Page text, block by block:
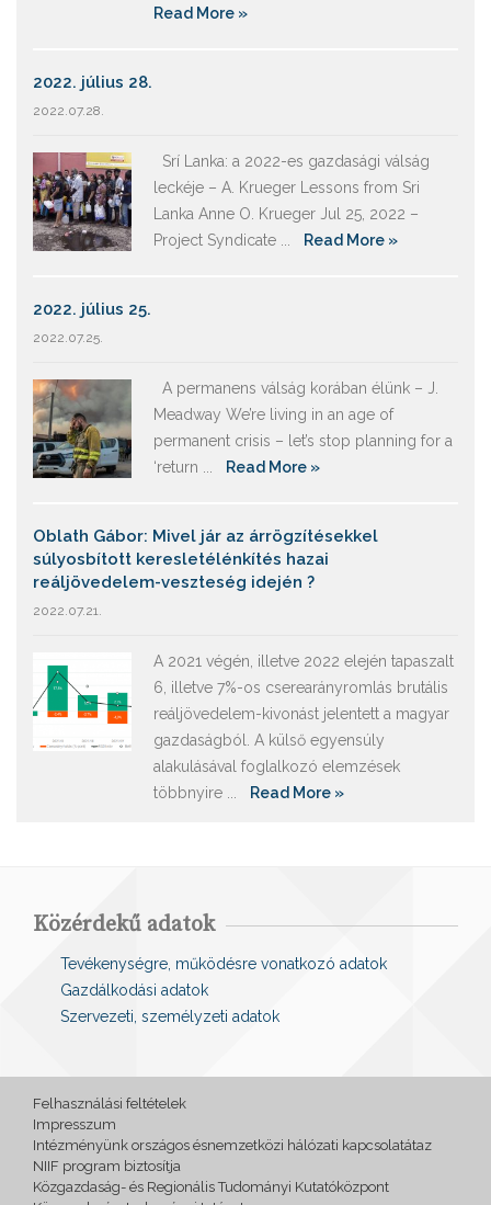
Read More »
2022. július 28.
2022.07.28.
Srí Lanka: a 2022-es gazdasági válság
leckéje – A. Krueger Lessons from Sri
Lanka Anne O. Krueger Jul 25, 2022 –
Project Syndicate ...
Read More »
2022. július 25.
2022.07.25.
A permanens válság korában élünk – J.
Meadway We’re living in an age of
permanent crisis – let’s stop planning for a
‘return ...
Read More »
Oblath Gábor: Mivel jár az árrögzítésekkel
súlyosbított keresletélénkítés hazai
reáljövedelem-veszteség idején ?
2022.07.21.
A 2021 végén, illetve 2022 elején tapaszalt
6, illetve 7%-os cserearányromlás brutális
reáljövedelem-kivonást jelentett a magyar
gazdaságból. A külső egyensúly
alakulásával foglalkozó elemzések
többnyire ...
Read More »
Közérdekű adatok
Tevékenységre, működésre vonatkozó adatok
Gazdálkodási adatok
Szervezeti, személyzeti adatok
Felhasználási feltételek
Impresszum
Intézményünk országos ésnemzetközi hálózati kapcsolatátaz
NIIF program biztosítja
Közgazdaság- és Regionális Tudományi Kutatóközpont